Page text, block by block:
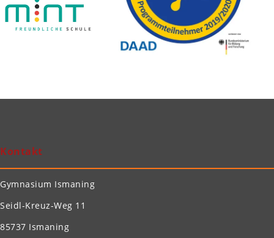
Kontakt
Gymnasium Ismaning
Seidl-Kreuz-Weg 11
85737 Ismaning